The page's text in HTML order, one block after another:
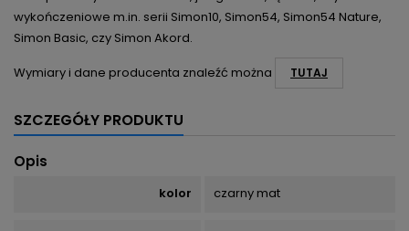
wykończeniowe m.in. serii Simon10, Simon54, Simon54 Nature,
Simon Basic, czy Simon Akord.
Wymiary i dane producenta znaleźć można
TUTAJ
SZCZEGÓŁY PRODUKTU
Opis
kolor czarny mat